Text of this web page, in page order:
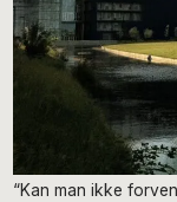
“Kan man ikke